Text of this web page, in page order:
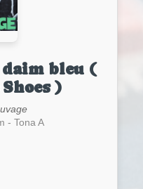
daim bleu (
)
- Tona A